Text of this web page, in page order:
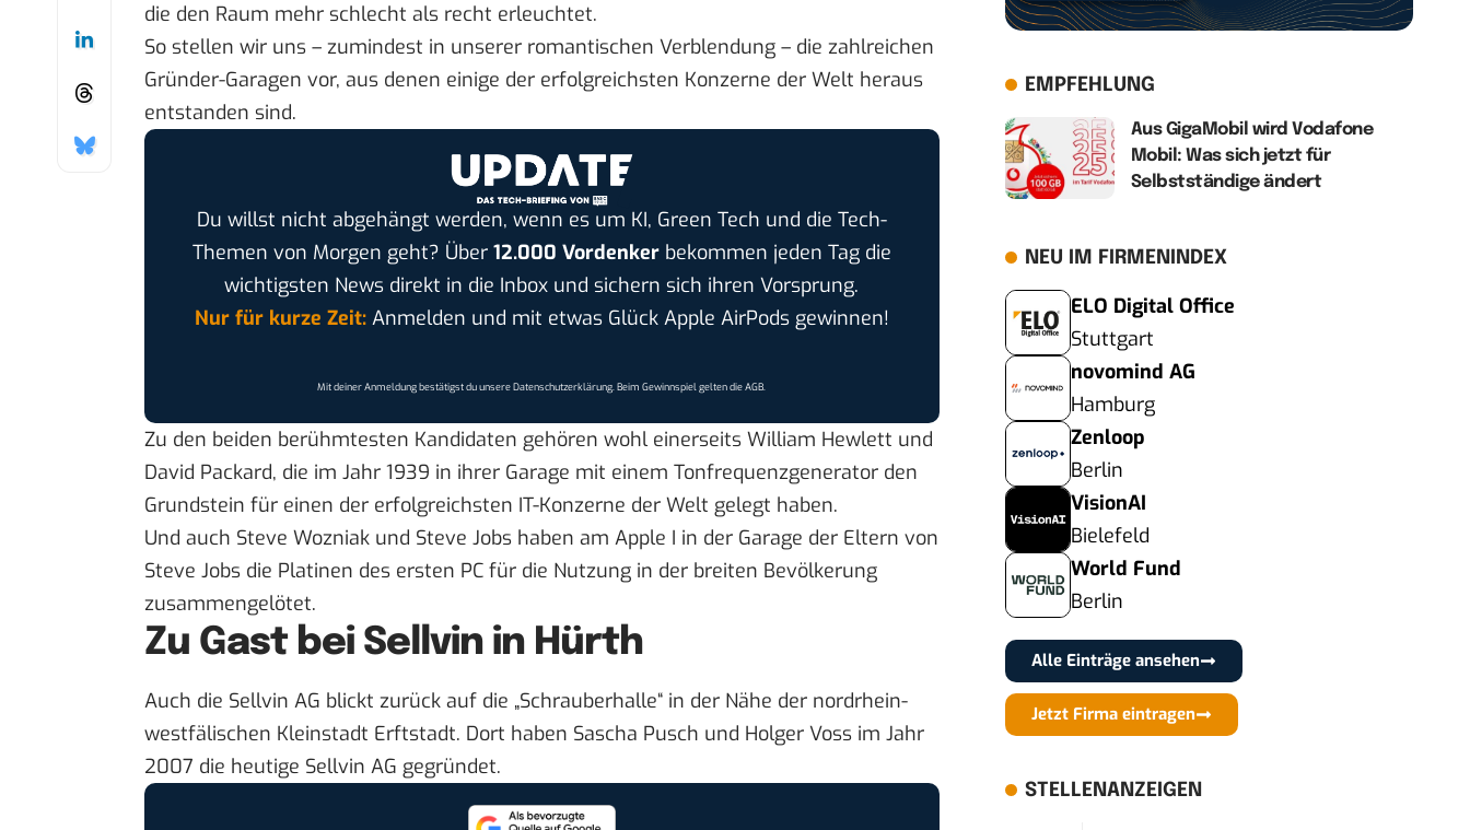
die den Raum mehr schlecht als recht erleuchtet.
So stellen wir uns – zumindest in unserer romantischen Verblendung – die zahlreichen
Gründer-Garagen vor, aus denen einige der erfolgreichsten Konzerne der Welt heraus
entstanden sind.
Du willst nicht abgehängt werden, wenn es um KI, Green Tech und die Tech-
Themen von Morgen geht? Über 12.000 Vordenkerbekommen jeden Tag die
wichtigsten News direkt in die Inbox und sichern sich ihren Vorsprung.
Nur für kurze Zeit:Anmelden und mit etwas Glück Apple AirPods gewinnen!
Mit deiner Anmeldung bestätigst du unsereDatenschutzerklärung. Beim Gewinnspiel gelten dieAGB.
Zu den beiden berühmtesten Kandidaten gehören wohl einerseits William Hewlett und
David Packard, die im Jahr 1939 in ihrer Garage mit einem Tonfrequenzgenerator den
Grundstein für einen der erfolgreichsten IT-Konzerne der Welt gelegt haben.
Und auch Steve Wozniak und Steve Jobs haben am Apple I in der Garage der Eltern von
Steve Jobs die Platinen des ersten PC für die Nutzung in der breiten Bevölkerung
zusammengelötet.
Zu Gast bei Sellvin in Hürth
Auch die Sellvin AG blickt zurück auf die „Schrauberhalle“ in der Nähe der nordrhein-
westfälischen Kleinstadt Erftstadt. Dort haben Sascha Pusch und Holger Voss im Jahr
2007 die heutige Sellvin AG gegründet.
EMPFEHLUNG
Aus GigaMobil wird Vodafone
Mobil: Was sich jetzt für
Selbstständige ändert
NEU IM FIRMENINDEX
ELO Digital Office
Stuttgart
novomind AG
Hamburg
Zenloop
Berlin
VisionAI
Bielefeld
World Fund
Berlin
Alle Einträge ansehen
Jetzt Firma eintragen
STELLENANZEIGEN